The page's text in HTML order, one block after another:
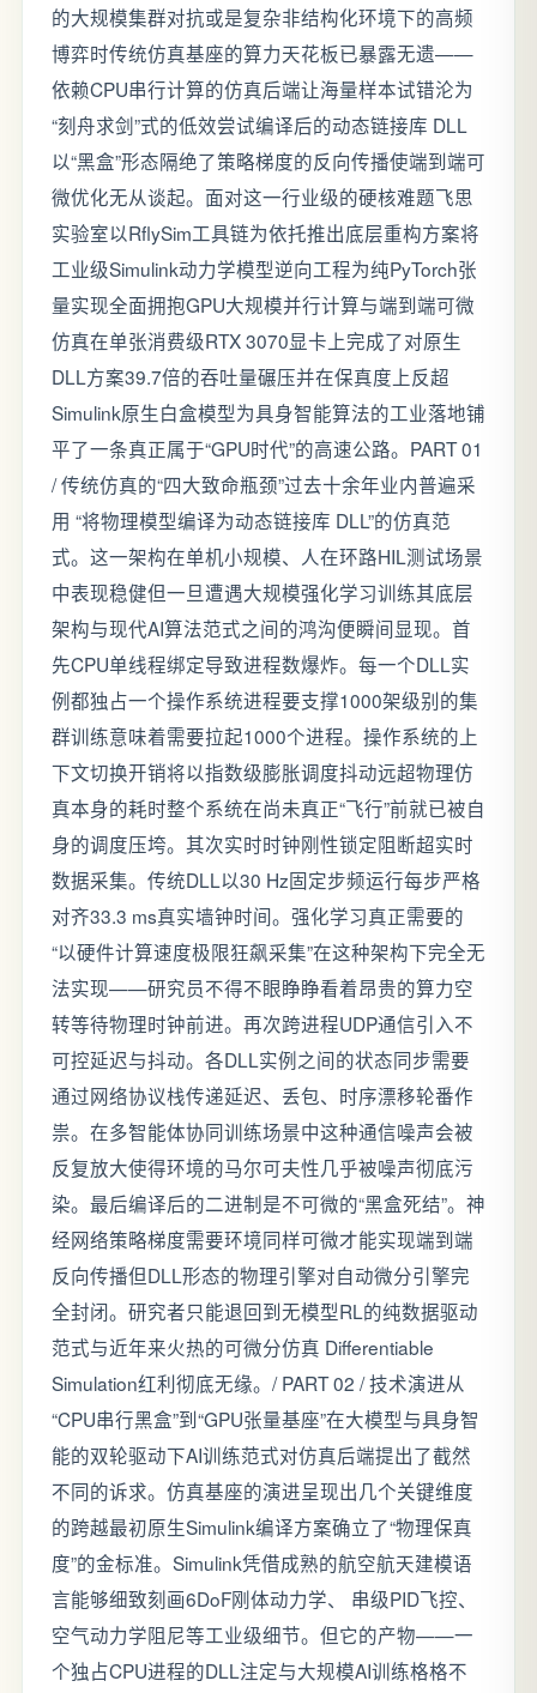
的大规模集群对抗或是复杂非结构化环境下的高频
博弈时传统仿真基座的算力天花板已暴露无遗——
依赖CPU串行计算的仿真后端让海量样本试错沦为
“刻舟求剑”式的低效尝试编译后的动态链接库 DLL
以“黑盒”形态隔绝了策略梯度的反向传播使端到端可
微优化无从谈起。面对这一行业级的硬核难题飞思
实验室以RflySim工具链为依托推出底层重构方案将
工业级Simulink动力学模型逆向工程为纯PyTorch张
量实现全面拥抱GPU大规模并行计算与端到端可微
仿真在单张消费级RTX 3070显卡上完成了对原生
DLL方案39.7倍的吞吐量碾压并在保真度上反超
Simulink原生白盒模型为具身智能算法的工业落地铺
平了一条真正属于“GPU时代”的高速公路。PART 01
/ 传统仿真的“四大致命瓶颈”过去十余年业内普遍采
用 “将物理模型编译为动态链接库 DLL”的仿真范
式。这一架构在单机小规模、人在环路HIL测试场景
中表现稳健但一旦遭遇大规模强化学习训练其底层
架构与现代AI算法范式之间的鸿沟便瞬间显现。首
先CPU单线程绑定导致进程数爆炸。每一个DLL实
例都独占一个操作系统进程要支撑1000架级别的集
群训练意味着需要拉起1000个进程。操作系统的上
下文切换开销将以指数级膨胀调度抖动远超物理仿
真本身的耗时整个系统在尚未真正“飞行”前就已被自
身的调度压垮。其次实时时钟刚性锁定阻断超实时
数据采集。传统DLL以30 Hz固定步频运行每步严格
对齐33.3 ms真实墙钟时间。强化学习真正需要的
“以硬件计算速度极限狂飙采集”在这种架构下完全无
法实现——研究员不得不眼睁睁看着昂贵的算力空
转等待物理时钟前进。再次跨进程UDP通信引入不
可控延迟与抖动。各DLL实例之间的状态同步需要
通过网络协议栈传递延迟、丢包、时序漂移轮番作
祟。在多智能体协同训练场景中这种通信噪声会被
反复放大使得环境的马尔可夫性几乎被噪声彻底污
染。最后编译后的二进制是不可微的“黑盒死结”。神
经网络策略梯度需要环境同样可微才能实现端到端
反向传播但DLL形态的物理引擎对自动微分引擎完
全封闭。研究者只能退回到无模型RL的纯数据驱动
范式与近年来火热的可微分仿真 Differentiable
Simulation红利彻底无缘。/ PART 02 / 技术演进从
“CPU串行黑盒”到“GPU张量基座”在大模型与具身智
能的双轮驱动下AI训练范式对仿真后端提出了截然
不同的诉求。仿真基座的演进呈现出几个关键维度
的跨越最初原生Simulink编译方案确立了“物理保真
度”的金标准。Simulink凭借成熟的航空航天建模语
言能够细致刻画6DoF刚体动力学、 串级PID飞控、
空气动力学阻尼等工业级细节。但它的产物——一
个独占CPU进程的DLL注定与大规模AI训练格格不